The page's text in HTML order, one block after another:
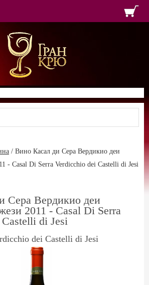
ПАРОЛЬ
ФОРМА ОБРАТНОЙ
ТЕЛЕФОН:
ИМЯ
ПАРОЛЬ
/ Вино Касал ди Сера Вердикио деи
- Casal Di Serra Verdicchio dei Castelli di Jesi
Сера Вердикио деи
2011 - Casal Di Serra
di Jesi
dei Castelli di Jesi